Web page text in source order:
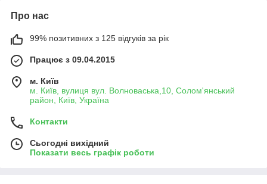
Про нас
99% позитивних з 125 відгуків за рік
Працює з 09.04.2015
м. Київ
м. Київ, вулиця вул. Волноваська,10, Солом'янський
район, Київ, Україна
Контакти
Сьогодні вихідний
Показати весь графік роботи